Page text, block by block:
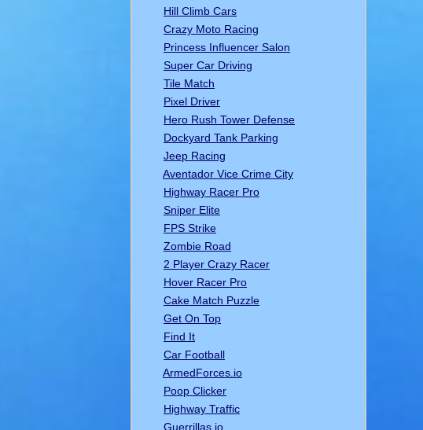
Hill Climb Cars
Crazy Moto Racing
Princess Influencer Salon
Super Car Driving
Tile Match
Pixel Driver
Hero Rush Tower Defense
Dockyard Tank Parking
Jeep Racing
Aventador Vice Crime City
Highway Racer Pro
Sniper Elite
FPS Strike
Zombie Road
2 Player Crazy Racer
Hover Racer Pro
Cake Match Puzzle
Get On Top
Find It
Car Football
ArmedForces.io
Poop Clicker
Highway Traffic
Guerrillas io